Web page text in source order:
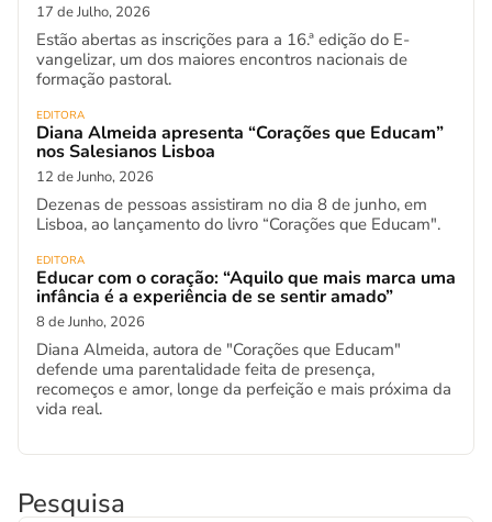
17 de Julho, 2026
Estão abertas as inscrições para a 16.ª edição do E-
vangelizar, um dos maiores encontros nacionais de
formação pastoral.
EDITORA
Diana Almeida apresenta “Corações que Educam”
nos Salesianos Lisboa
12 de Junho, 2026
Dezenas de pessoas assistiram no dia 8 de junho, em
Lisboa, ao lançamento do livro “Corações que Educam".
EDITORA
Educar com o coração: “Aquilo que mais marca uma
infância é a experiência de se sentir amado”
8 de Junho, 2026
Diana Almeida, autora de "Corações que Educam"
defende uma parentalidade feita de presença,
recomeços e amor, longe da perfeição e mais próxima da
vida real.
Pesquisa